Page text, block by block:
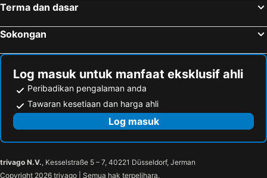
Terma dan dasar
Sokongan
Log masuk untuk manfaat eksklusif ahli
Peribadikan pengalaman anda
Tawaran kesetiaan dan harga ahli
Log masuk
trivago N.V., Kesselstraße 5 – 7, 40221 Düsseldorf, Jerman
Copyright 2026 trivago | Semua hak terpelihara.